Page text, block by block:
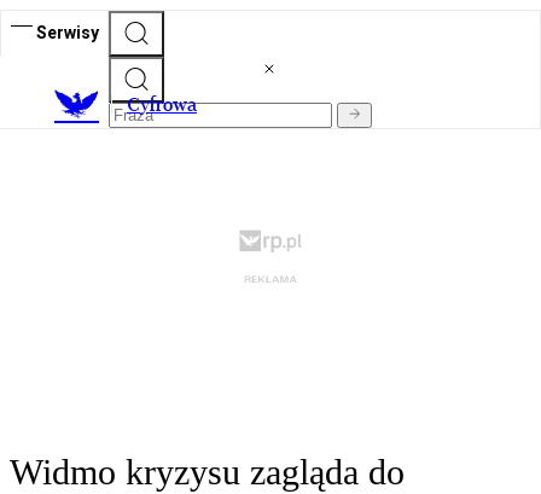
Serwisy
Cyfrowa
Widmo kryzysu zagląda do